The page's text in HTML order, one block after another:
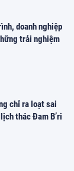
doanh nghiệp
trải nghiệm
chỉ ra loạt sai
thác Đam B’ri